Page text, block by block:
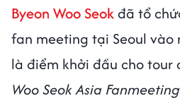
Byeon Woo Seokđã tổ
fan meeting tại Seoul
là điểm khởi đầu cho tour
Woo Seok Asia